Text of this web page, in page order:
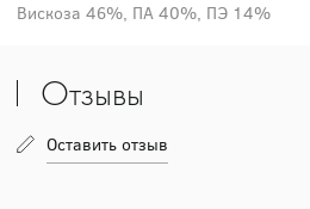
Вискоза 46%, ПА 40%, ПЭ 14%
Отзывы
Оставить отзыв